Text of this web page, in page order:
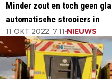
Minder zout en toch geen
automatische strooiers in
11 OKT 2022, 7:11•NIEUWS